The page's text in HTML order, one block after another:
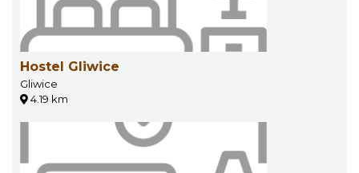
Hostel Gliwice
Gliwice
4.19 km